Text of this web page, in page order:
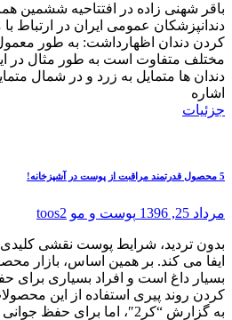
باقر شهنی زاده در افتتاحیه ششمین
دندانپزشکان عمومی ایران در ارتباط
کردن دندان اظهارداشت: به طور
مختلف متفاوت است به طور مثال در
دندان ها متمایل به زرد و در شمال
اشاره
جزئیات
5 محصول قدرتمند مراقبت از پوست در آشپزخانه!
مرداد 25, 1396 پوست و مو toos2
بدون تردید، شرایط پوست نقشی
ایفا می کند. بر همین اساس، بازار
بسیار داغ است و افراد بسیاری برای
کردن روند پیری استفاده از این
به گزارش “کر2″، اما برای حفظ جوانی و شادابی